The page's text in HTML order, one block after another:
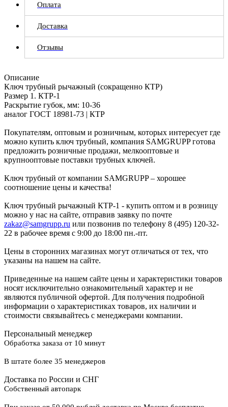
Оплата
Доставка
Отзывы
Описание
Ключ трубный рычажный (сокращенно КТР)
Размер 1. КТР-1
Раскрытие губок, мм: 10-36
аналог ГОСТ 18981-73 | КТР
Покупателям, оптовым и розничным, которых интересует где
можно купить ключ трубный, компания SAMGRUPP готова
предложить розничные продажи, мелкооптовые и
крупнооптовые поставки трубных ключей.
Ключ трубный от компании SAMGRUPP – хорошее
соотношение цены и качества!
Ключ трубный рычажный КТР-1 - купить оптом и в розницу
можно у нас на сайте, отправив заявку по почте
zakaz@samgrupp.ru или позвонив по телефону 8 (495) 120-32-
22 в рабочее время с 9:00 до 18:00 пн.-пт.
Цены в сторонних магазинах могут отличаться от тех, что
указаны на нашем на сайте.
Приведенные на нашем сайте цены и характеристики товаров
носят исключительно ознакомительный характер и не
являются публичной офертой. Для получения подробной
информации о характеристиках товаров, их наличии и
стоимости связывайтесь с менеджерами компании.
Персональный менеджер
Обработка заказа от 10 минут
В штате более 35 менеджеров
Доставка по России и СНГ
Собственный автопарк